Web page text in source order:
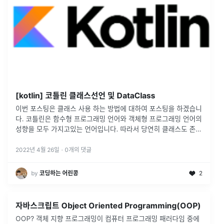
[kotlin] 코틀린 클래스선언 및 DataClass
이번 포스팅은 클래스 사용 하는 방법에 대하여 포스팅을 하겠습니
다. 코틀린은 함수형 프로그래밍 언어와 객체형 프로그래밍 언어의
성향을 모두 가지고있는 언어입니다. 따라서 당연히 클래스도 존재
다.클래스 선언...
2022년 4월 26일 · 0개의 댓글
by 코딩하는 어린콩 2
자바스크립트 Object Oriented Programming(OOP)
OOP? 객체 지향 프로그래밍이 컴퓨터 프로그래밍 패러다임 중에